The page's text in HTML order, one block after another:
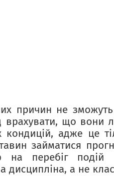
причин не
врахувати, що вони
кондицій, адже це
займатися
на перебіг подій
дисципліна, а не